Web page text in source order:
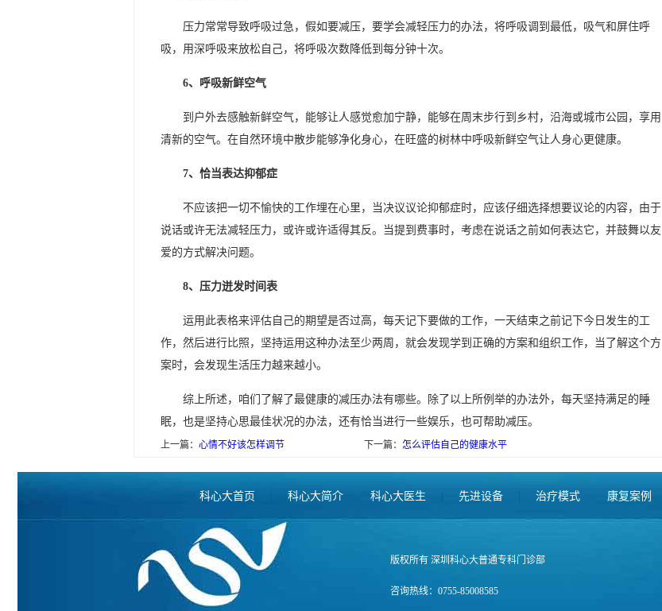
压力常常导致呼吸过急，假如要减压，要学会减轻压力的办法，将呼吸调到最低，吸气和屏住呼
吸，用深呼吸来放松自己，将呼吸次数降低到每分钟十次。
6、呼吸新鲜空气
到户外去感触新鲜空气，能够让人感觉愈加宁静，能够在周末步行到乡村，沿海或城市公园，享用
清新的空气。在自然环境中散步能够净化身心，在旺盛的树林中呼吸新鲜空气让人身心更健康。
7、恰当表达抑郁症
不应该把一切不愉快的工作埋在心里，当决议议论抑郁症时，应该仔细选择想要议论的内容，由于
说话或许无法减轻压力，或许或许适得其反。当提到费事时，考虑在说话之前如何表达它，并鼓舞以友
爱的方式解决问题。
8、压力迸发时间表
运用此表格来评估自己的期望是否过高，每天记下要做的工作，一天结束之前记下今日发生的工
作，然后进行比照，坚持运用这种办法至少两周，就会发现学到正确的方案和组织工作，当了解这个方
案时，会发现生活压力越来越小。
综上所述，咱们了解了最健康的减压办法有哪些。除了以上所例举的办法外，每天坚持满足的睡
眠，也是坚持心思最佳状况的办法，还有恰当进行一些娱乐，也可帮助减压。
上一篇： 心情不好该怎样调节 下一篇： 怎么评估自己的健康水平
科心大首页 科心大简介 科心大医生 先进设备 治疗模式 康复案例
版权所有 深圳科心大普通专科门诊部
咨询热线：0755-85008585